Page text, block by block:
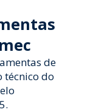
de
técnico do